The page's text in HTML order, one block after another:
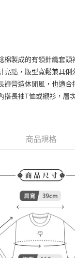
付」】
收到商品之後才付款」的支
／服務後，再付款。
證並確認金額後，即可完成
您將收到繳費通知簡訊。
後14天內，點擊此簡訊中的
元方式進行付款，方視為交
成當下不需立刻繳費，但若
商家同意取消之訂單仍視為
AFTEE先享後付 」之結帳
需取消欲退款等相關疑問，
棉製成的有領針織套頭
亮點，版型寬鬆兼具俐
褲營造休閒風，也適合
搭長袖T恤或襯衫，層
商品規格